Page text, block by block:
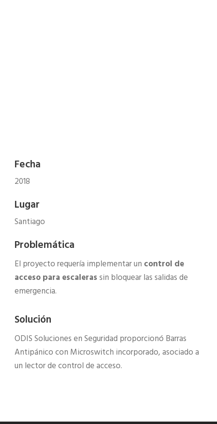
Fecha
2018
Lugar
Santiago
Problemática
El proyecto requería implementar un control de
acceso para escalerassin bloquear las salidas de
emergencia.
Solución
ODIS Soluciones en Seguridad proporcionó Barras
Antipánico con Microswitch incorporado, asociado a
un lector de control de acceso.